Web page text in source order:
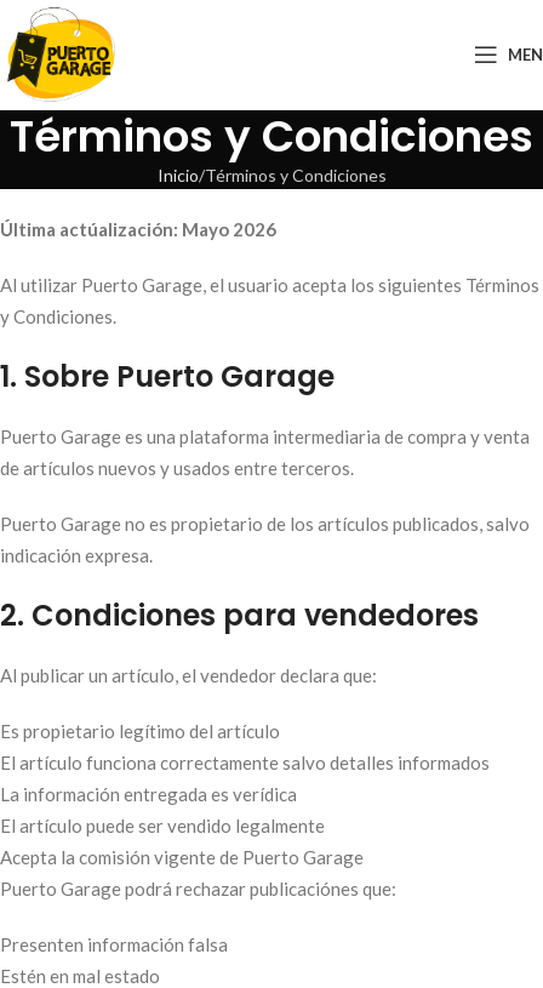
Términos y Condiciones
Inicio Términos y Condiciones
Última actúalización: Mayo 2026
Al utilizar Puerto Garage, el usuario acepta los siguientes Términos
y Condiciones.
1. Sobre Puerto Garage
Puerto Garage es una plataforma intermediaria de compra y venta
de artículos nuevos y usados entre terceros.
Puerto Garage no es propietario de los artículos publicados, salvo
indicación expresa.
2. Condiciones para vendedores
Al publicar un artículo, el vendedor declara que:
Es propietario legítimo del artículo
El artículo funciona correctamente salvo detalles informados
La información entregada es verídica
El artículo puede ser vendido legalmente
Acepta la comisión vigente de Puerto Garage
Puerto Garage podrá rechazar publicaciónes que:
Presenten información falsa
Estén en mal estado